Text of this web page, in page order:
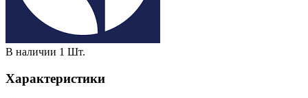
В наличии 1 Шт.
Характеристики